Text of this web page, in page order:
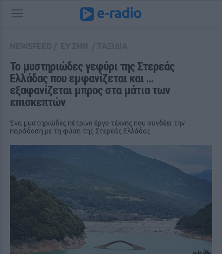
Το μυστηριώδες γεφύρι της Στερεάς
Ελλάδας που εμφανίζεται και ...
εξαφανίζεται μπρος στα μάτια των
επισκεπτών
Ένα μυστηριώδες πέτρινο έργο τέχνης που συνδέει την
παράδοση με τη φύση της Στερεάς Ελλάδας